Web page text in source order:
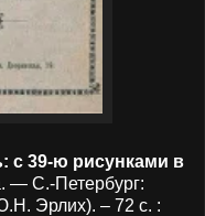
с 39-ю рисунками в
— С.-Петербург:
Эрлих). – 72 с. :